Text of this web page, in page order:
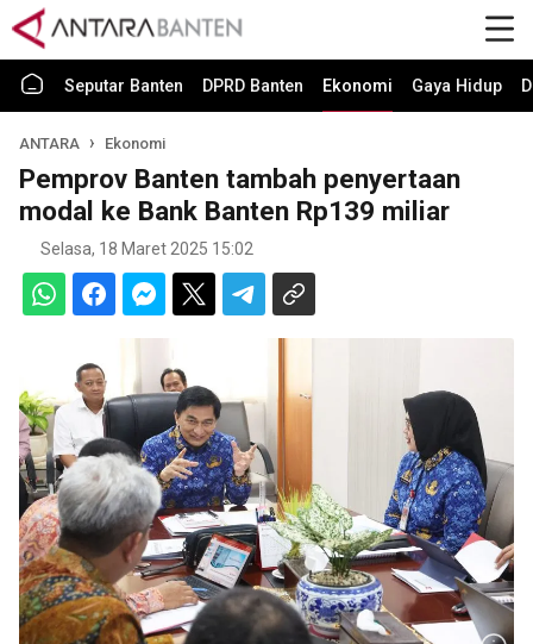
Seputar Banten DPRD Banten Ekonomi Gaya Hidup
ANTARA Ekonomi
Pemprov Banten tambah penyertaan
modal ke Bank Banten Rp139 miliar
Selasa, 18 Maret 2025 15:02